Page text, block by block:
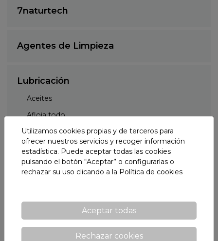
7naturtech
Agentes de Limpieza
Lubricación
Aceites
Afloja todo
Grasas
Lubricantes
Taladrinas
Desinfección de superficies
Utilizamos cookies propias y de terceros para
ofrecer nuestros servicios y recoger información
estadística. Puede aceptar todas las cookies
pulsando el botón “Aceptar” o configurarlas o
rechazar su uso clicando a la Política de cookies
Aceptar todas
Rechazar cookies